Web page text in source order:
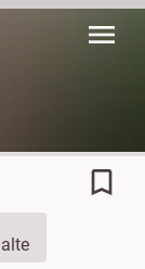
menu
bookmark_border